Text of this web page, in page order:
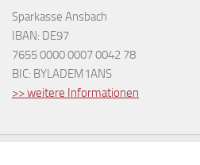
Sparkasse Ansbach
IBAN: DE97
7655 0000 0007 0042 78
BIC: BYLADEM1ANS
>> weitere Informationen